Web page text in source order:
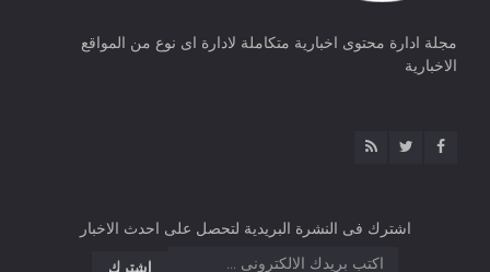
مجلة ادارة محتوى اخبارية متكاملة لادارة اى نوع من المواقع
الاخبارية
اشترك فى النشرة البريدية لتحصل على احدث الاخبار